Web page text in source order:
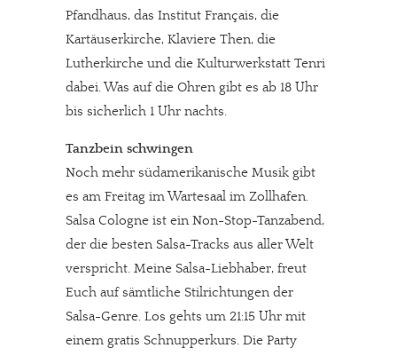
Pfandhaus, das Institut Français, die
Kartäuserkirche, Klaviere Then, die
Lutherkirche und die Kulturwerkstatt Tenri
dabei. Was auf die Ohren gibt es ab 18 Uhr
bis sicherlich 1 Uhr nachts.
Tanzbein schwingen
Noch mehr südamerikanische Musik gibt
es am Freitag im Wartesaal im Zollhafen.
Salsa Cologne ist ein Non-Stop-Tanzabend,
der die besten Salsa-Tracks aus aller Welt
verspricht. Meine Salsa-Liebhaber, freut
Euch auf sämtliche Stilrichtungen der
Salsa-Genre. Los gehts um 21:15 Uhr mit
einem gratis Schnupperkurs. Die Party